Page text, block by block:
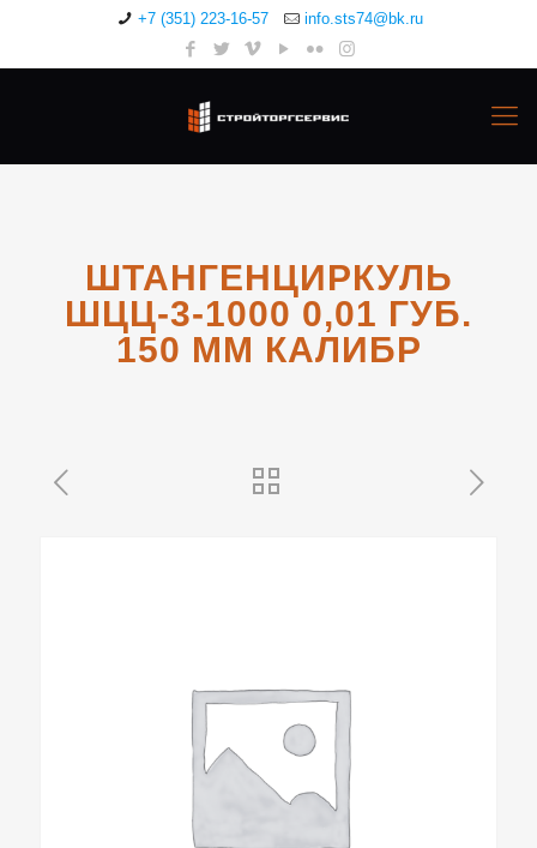
+7 (351) 223-16-57 info.sts74@bk.ru
ШТАНГЕНЦИРКУЛЬ
ШЦЦ-3-1000 0,01 ГУБ.
150 ММ КАЛИБР